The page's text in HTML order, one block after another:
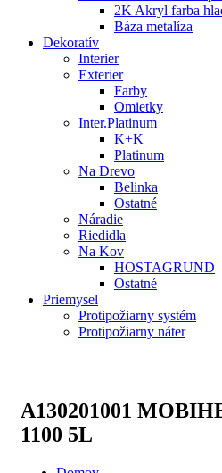
2K Akryl farba
Báza metalíza
Dekoratív
Interier
Exterier
Farby
Omietky
Inter.Platinum
K+K
Platinum
Na Drevo
Belinka
Ostatné
Náradie
Riedidla
Na Kov
HOSTAGRUND
Ostatné
Priemysel
Protipožiarny systém
Protipožiarny náter
A130201001
1100 5L